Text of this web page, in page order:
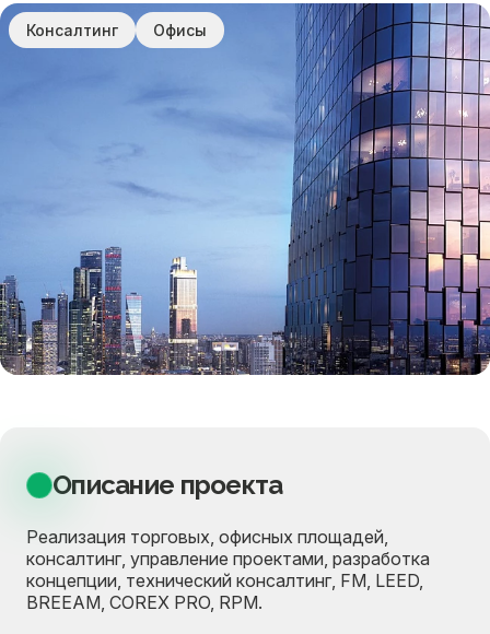
Консалтинг Офисы
Описание проекта
Реализация торговых, офисных площадей,
консалтинг, управление проектами, разработка
концепции, технический консалтинг, FM, LEED,
BREEAM, COREX PRO, RPM.